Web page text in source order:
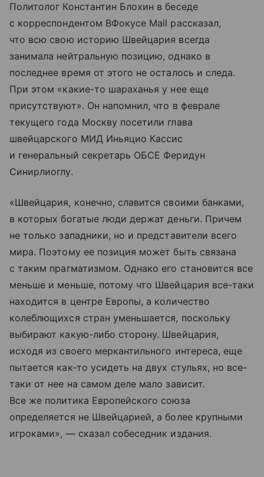
Политолог Константин Блохин в беседе
с корреспондентом ВФокусе Mail рассказал,
что всю свою историю Швейцария всегда
занимала нейтральную позицию, однако в
последнее время от этого не осталось и следа.
При этом «какие-то шараханья у нее еще
присутствуют». Он напомнил, что в феврале
текущего года Москву посетили глава
швейцарского МИД Иньяцио Кассис
и генеральный секретарь ОБСЕ Феридун
Синирлиоглу.
«Швейцария, конечно, славится своими банками,
в которых богатые люди держат деньги. Причем
не только западники, но и представители всего
мира. Поэтому ее позиция может быть связана
с таким прагматизмом. Однако его становится все
меньше и меньше, потому что Швейцария все-таки
находится в центре Европы, а количество
колеблющихся стран уменьшается, поскольку
выбирают какую-либо сторону. Швейцария,
исходя из своего меркантильного интереса, еще
пытается как-то усидеть на двух стульях, но все-
таки от нее на самом деле мало зависит.
Все же политика Европейского союза
определяется не Швейцарией, а более крупными
игроками», — сказал собеседник издания.